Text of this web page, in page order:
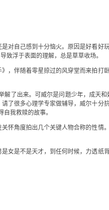
对自己感到十分恼火。原因是好看好
致浮于表面的理解，总是草草收场。
，伴随着零星掠过的风穿堂而来拍打
了出来。可威尔是问题少年，成天
了很多心理学专家做辅导，威尔十分
我救赎的故事。
怀角度拍出几个关键人物合称的性情
女是不是天才，到任何时候，力透纸